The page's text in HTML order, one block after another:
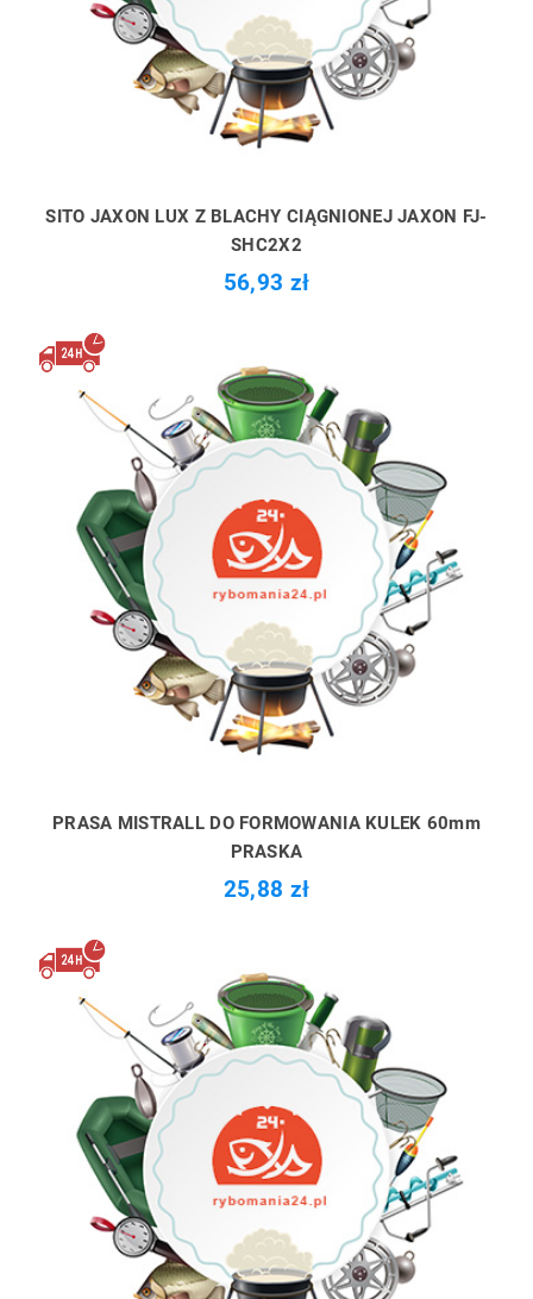
SITO JAXON LUX Z BLACHY CIĄGNIONEJ JAXON FJ-
SHC2X2
56,93 zł
PRASA MISTRALL DO FORMOWANIA KULEK 60mm
PRASKA
25,88 zł